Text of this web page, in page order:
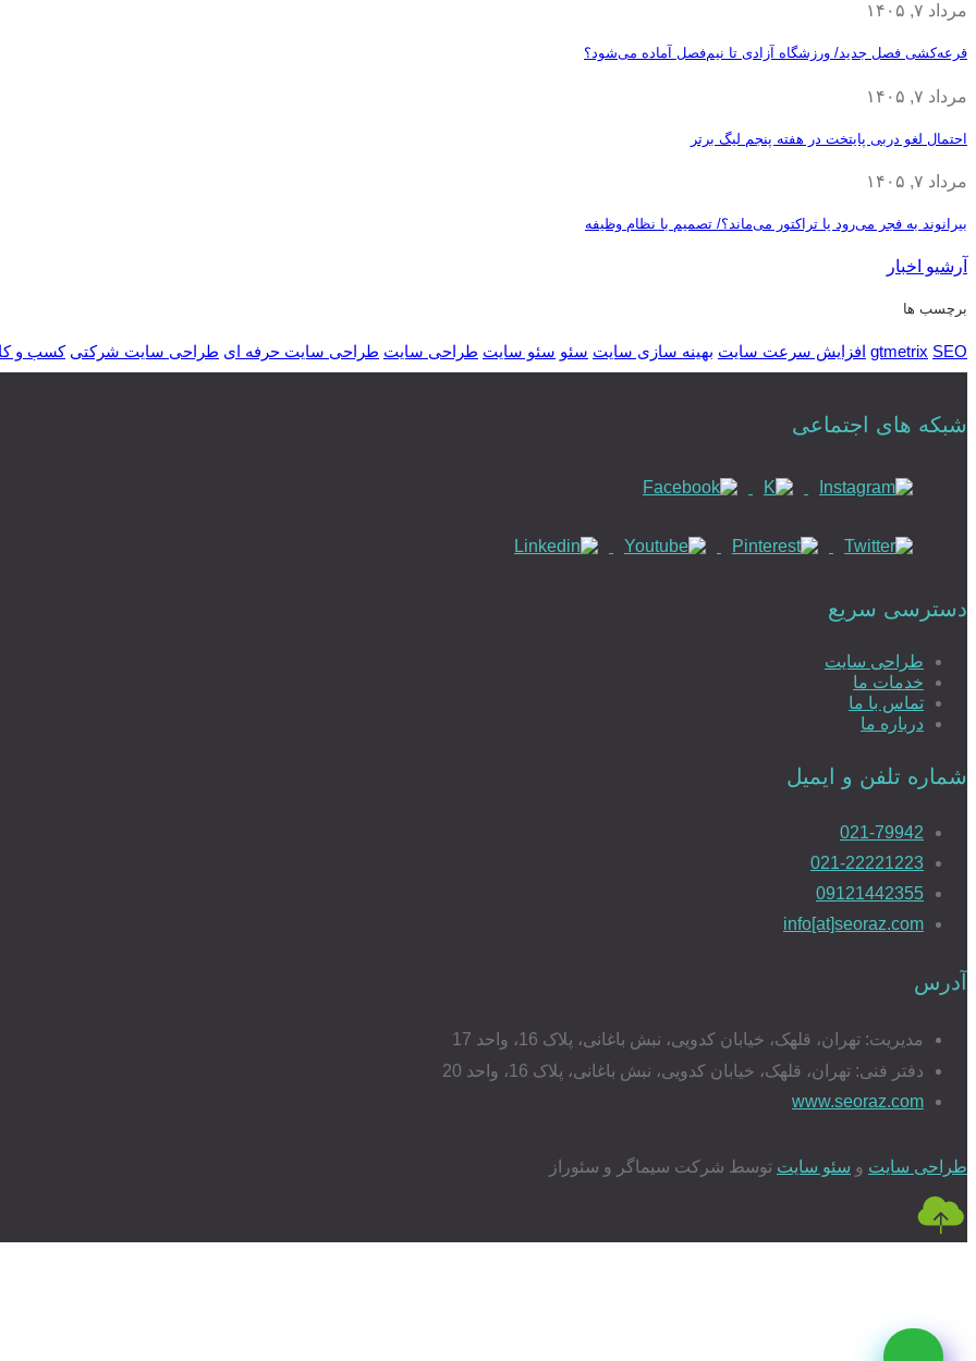
مرداد ۷, ۱۴۰۵
قرعه‎‌کشی فصل جدید/ ورزشگاه آزادی تا نیم‌فصل آماده می‌شود؟
مرداد ۷, ۱۴۰۵
احتمال لغو دربی پایتخت در هفته پنجم لیگ برتر
مرداد ۷, ۱۴۰۵
بیرانوند به فجر می‌رود یا تراکتور می‌ماند؟/ تصمیم با نظام وظیفه
آرشیو اخبار
برچسب ها
gtmetrix SEO افزایش سرعت سایت بهینه سازی سایت سئو سئو سایت طراحی سایت طراحی سایت حرفه ای طراحی سایت شرکتی کسب و
شبکه های اجتماعی
دسترسی سریع
طراحی سایت
خدمات ما
تماس با ما
درباره ما
شماره تلفن و ایمیل
021-79942
021-22221223
09121442355
info[at]seoraz.com
آدرس
مدیریت: تهران، قلهک، خیابان کدویی، نبش باغانی، پلاک 16، واحد 17
دفتر فنی: تهران، قلهک، خیابان کدویی، نبش باغانی، پلاک 16، واحد 20
www.seoraz.com
طراحی سایت و سئو سایت توسط شرکت سیماگر و سئوراز